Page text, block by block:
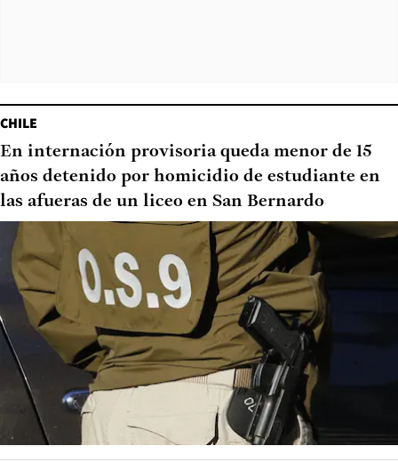
CHILE
En internación provisoria queda menor de 15
años detenido por homicidio de estudiante en
las afueras de un liceo en San Bernardo